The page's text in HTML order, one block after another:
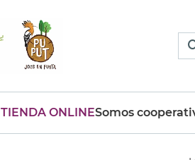
TIENDA ONLINESomos